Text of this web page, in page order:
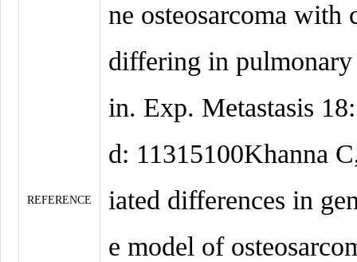
REFERENCE
ne osteosarcoma with
differing in
in. Exp. Metastasis
d: 11315100Khanna
iated differences in
e model of